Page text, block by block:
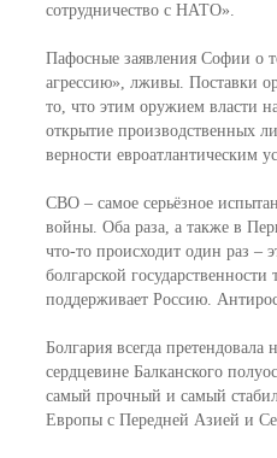
сотрудничество с НАТО».
Пафосные заявления Софии о
агрессию», лживы. Поставки
то, что этим оружием власти
открытие производственных
верности евроатлантическим
СВО – самое серьёзное
войны. Оба раза, а также в
что-то происходит один раз –
болгарской
поддерживает Россию.
Болгария всегда
сердцевине Балканского
самый прочный и самый
Европы с Передней Азией и